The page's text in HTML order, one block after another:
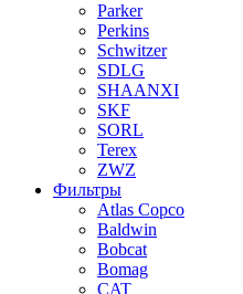
Parker
Perkins
Schwitzer
SDLG
SHAANXI
SKF
SORL
Terex
ZWZ
Фильтры
Atlas Copco
Baldwin
Bobcat
Bomag
CAT